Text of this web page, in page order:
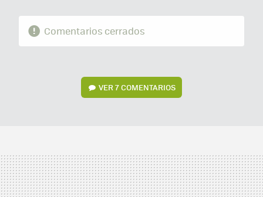
Comentarios cerrados
VER7 COMENTARIOS